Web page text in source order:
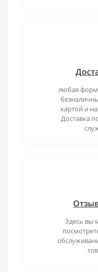
любая
картой и
Доставка
Здесь вы